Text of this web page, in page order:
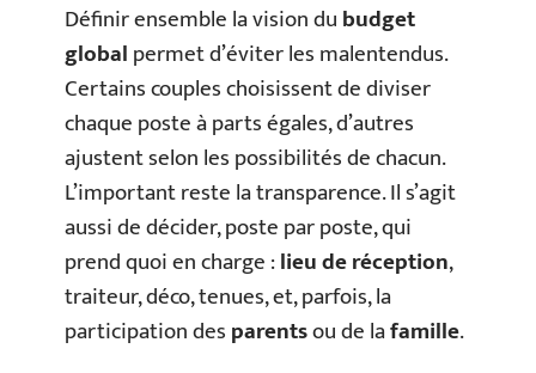
Définir ensemble la vision dubudget
globalpermet d’éviter les malentendus.
Certains couples choisissent de diviser
chaque poste à parts égales, d’autres
ajustent selon les possibilités de chacun.
L’important reste la transparence. Il s’agit
aussi de décider, poste par poste, qui
prend quoi en charge :lieu de réception,
traiteur, déco, tenues, et, parfois, la
participation desparentsou de lafamille.